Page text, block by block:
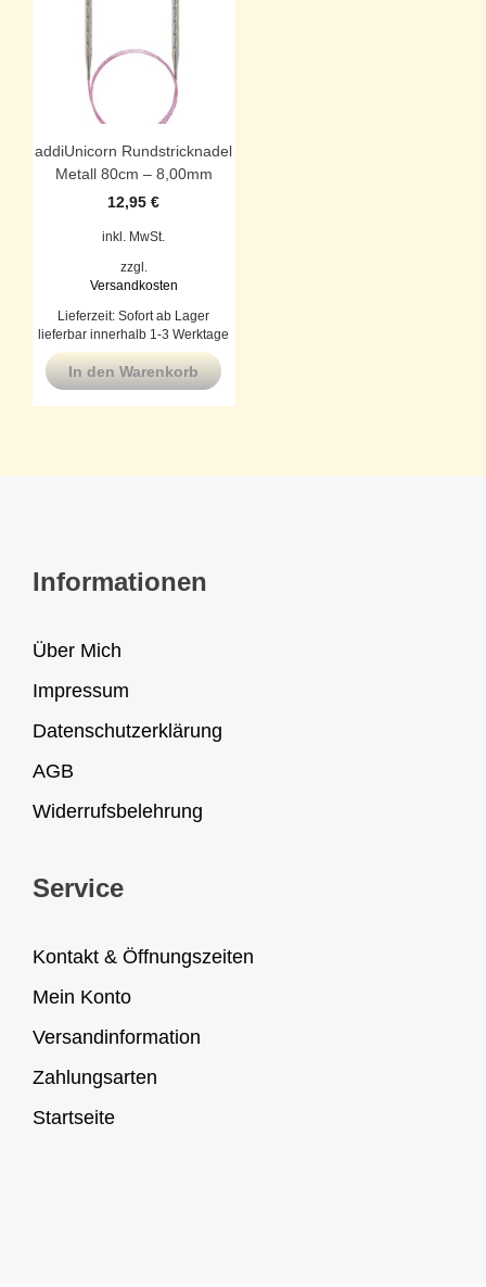
addiUnicorn Rundstricknadel
Metall 80cm – 8,00mm
12,95€
inkl. MwSt.
zzgl.
Versandkosten
Lieferzeit:Sofort ab Lager
lieferbar innerhalb 1-3 Werktage
In den Warenkorb
Informationen
Über Mich
Impressum
Datenschutzerklärung
AGB
Widerrufsbelehrung
Service
Kontakt & Öffnungszeiten
Mein Konto
Versandinformation
Zahlungsarten
Startseite